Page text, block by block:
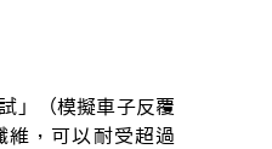
」（模擬車子反覆
維，可以耐受超過